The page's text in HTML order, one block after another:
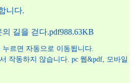
니다.
길을 걷다.pdf988.63KB
르면 자동으로 이동됩니다.
작동하지 않습니다. pc 웹&pdf, 모바일